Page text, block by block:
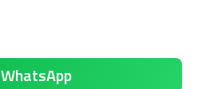
WhatsApp